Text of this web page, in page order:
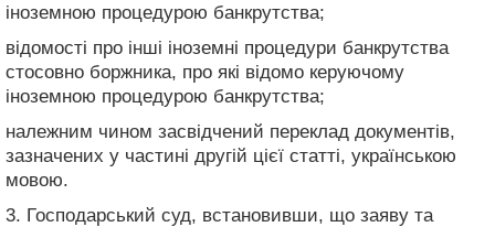
іноземною процедурою банкрутства;
відомості про інші іноземні процедури банкрутства
стосовно боржника, про які відомо керуючому
іноземною процедурою банкрутства;
належним чином засвідчений переклад документів,
зазначених у частині другій цієї статті, українською
мовою.
3. Господарський суд, встановивши, що заяву та